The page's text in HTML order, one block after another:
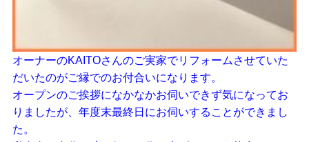
オーナーのKAITOさんのご実家でリフォームさせていた
だいたのがご縁でのお付合いになります。
オープンのご挨拶になかなかお伺いできず気になってお
りましたが、年度末最終日にお伺いすることができまし
た。